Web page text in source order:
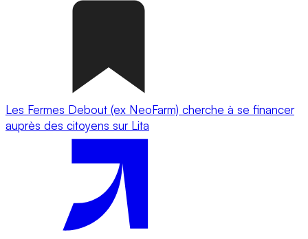
Les Fermes Debout (ex NeoFarm) cherche à se financer
auprès des citoyens sur Lita